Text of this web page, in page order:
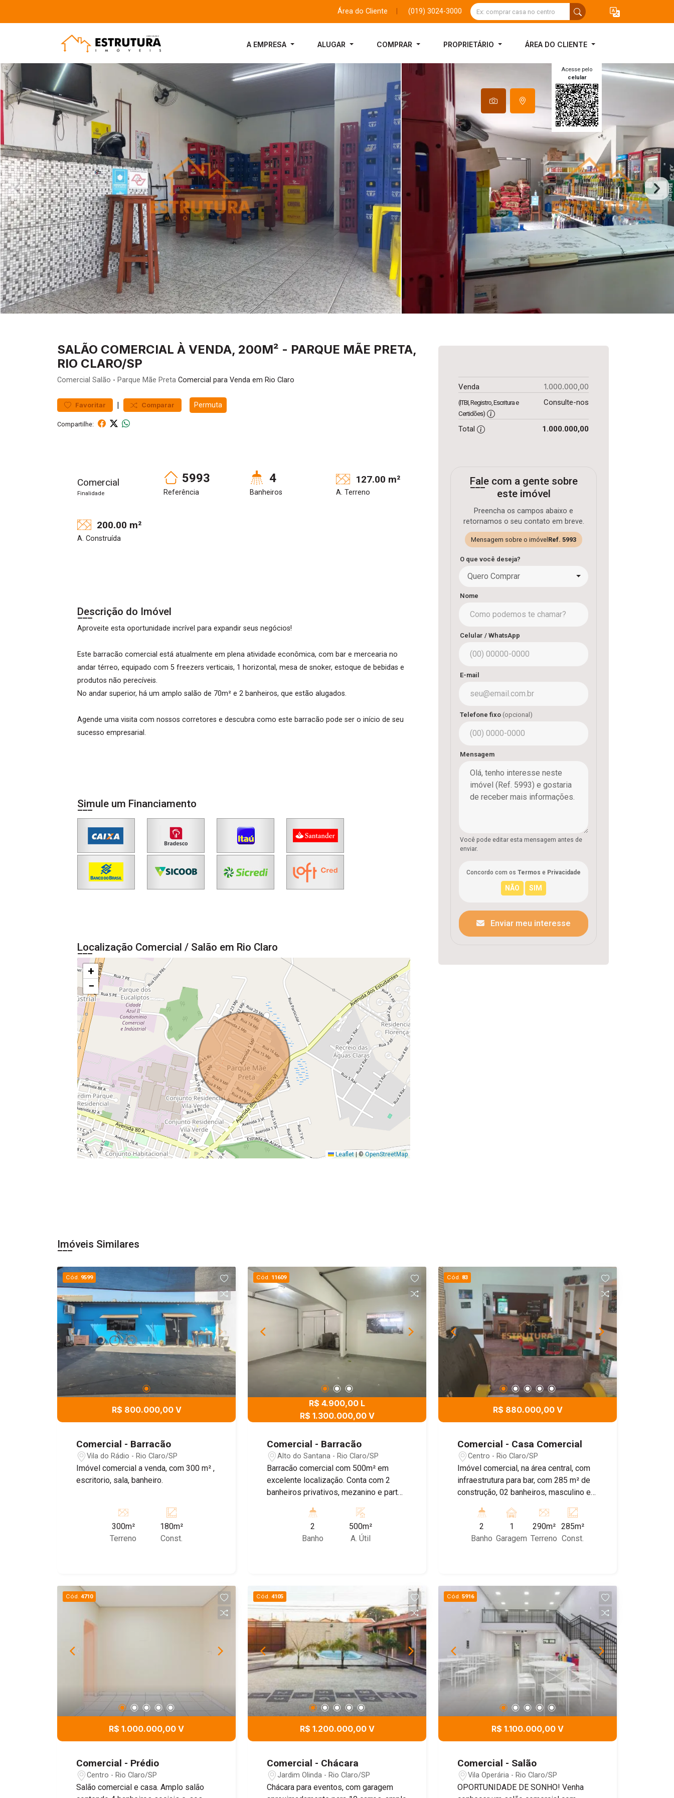
Área do Cliente (019) 3024-3000
A EMPRESA ALUGAR COMPRAR PROPRIETÁRIO ÁREA DO CLIENTE
Acesse pelo
celular
SALÃO COMERCIAL À VENDA, 200M² - PARQUE MÃE PRETA,
RIO CLARO/SP
Comercial Salão - Parque Mãe Preta Comercial para Venda em Rio Claro
Favoritar | Comparar Permuta
Compartilhe:
Comercial
Finalidade
5993
Referência
4
Banheiros
127.00 m²
A. Terreno
200.00 m²
A. Construída
Descrição do Imóvel
Aproveite esta oportunidade incrível para expandir seus negócios!
Este barracão comercial está atualmente em plena atividade econômica, com bar e mercearia no
andar térreo, equipado com 5 freezers verticais, 1 horizontal, mesa de snoker, estoque de bebidas e
produtos não perecíveis.
No andar superior, há um amplo salão de 70m² e 2 banheiros, que estão alugados.
Agende uma visita com nossos corretores e descubra como este barracão pode ser o início de seu
sucesso empresarial.
Simule um Financiamento
Localização Comercial / Salão em Rio Claro
+
−
Leaflet |©OpenStreetMap
Venda 1.000.000,00
(ITBI, Registro, Escritura e
Certidões)
Consulte-nos
Total 1.000.000,00
Fale com a gente sobre
este imóvel
Preencha os campos abaixo e
retornamos o seu contato em breve.
Mensagem sobre o imóvel Ref. 5993
O que você deseja?
Quero Comprar
Nome
Celular / WhatsApp
E-mail
Telefone fixo (opcional)
Mensagem
Você pode editar esta mensagem antes de
enviar.
Concordo com os Termos e Privacidade
Enviar meu interesse
Imóveis Similares
Cód. 9599
R$ 800.000,00 V
Comercial - Barracão
Vila do Rádio - Rio Claro/SP
Imóvel comercial a venda, com 300 m² ,
escritorio, sala, banheiro.
300m²
Terreno
180m²
Const.
Cód. 11609
R$ 4.900,00 L
R$ 1.300.000,00 V
Comercial - Barracão
Alto do Santana - Rio Claro/SP
Barracão comercial com 500m² em
excelente localização. Conta com 2
banheiros privativos, mezanino e parte
porcelanato, ideal para escritório ou
recepção. Amplo espaço interno,
versátil e pronto para receber sua
2
Banho
500m²
A. Útil
Cód. 83
R$ 880.000,00 V
Comercial - Casa Comercial
Centro - Rio Claro/SP
Imóvel comercial, na área central, com
infraestrutura para bar, com 285 m² de
construção, 02 banheiros, masculino e
externo. Agende sua visita!
2
Banho
1
Garagem
290m²
Terreno
285m²
Const.
Cód. 4710
R$ 1.000.000,00 V
Comercial - Prédio
Centro - Rio Claro/SP
Salão comercial e casa. Amplo salão
Cód. 4105
R$ 1.200.000,00 V
Comercial - Chácara
Jardim Olinda - Rio Claro/SP
Chácara para eventos, com garagem
Cód. 5916
R$ 1.100.000,00 V
Comercial - Salão
Vila Operária - Rio Claro/SP
OPORTUNIDADE DE SONHO! Venha